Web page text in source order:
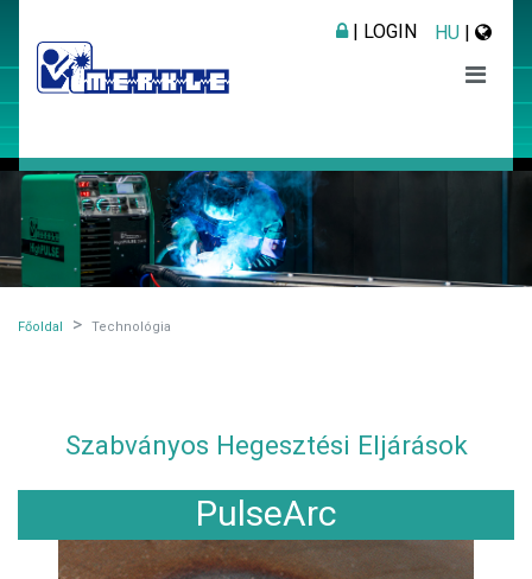
| LOGIN HU |
Főoldal Technológia
Szabványos Hegesztési Eljárások
PulseArc